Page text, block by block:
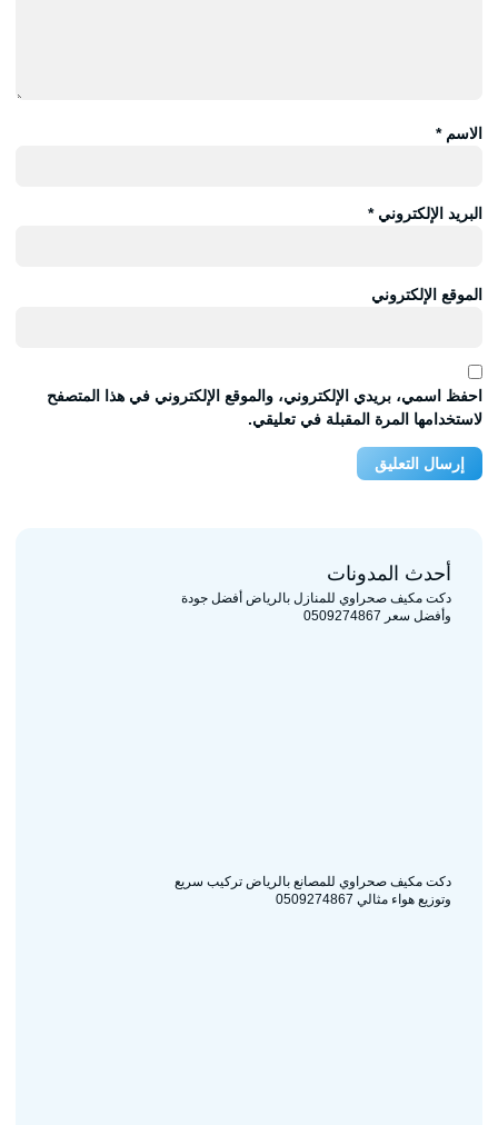
الاسم*
البريد الإلكتروني*
الموقع الإلكتروني
احفظ اسمي، بريدي الإلكتروني، والموقع الإلكتروني في هذا المتصفح
لاستخدامها المرة المقبلة في تعليقي.
أحدث المدونات
دكت مكيف صحراوي للمنازل بالرياض أفضل جودة
وأفضل سعر 0509274867
دكت مكيف صحراوي للمصانع بالرياض تركيب سريع
وتوزيع هواء مثالي 0509274867